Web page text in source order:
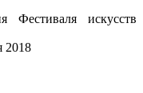
Фестиваля искусств
2018